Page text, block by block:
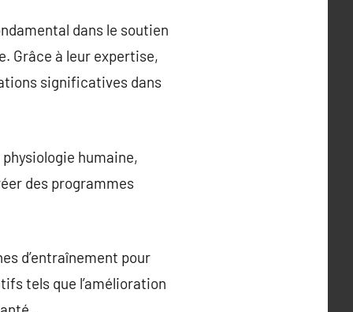
dans le soutien
Grâce à leur expertise,
significatives dans
humaine,
des programmes
d’entraînement pour
tels que l’amélioration